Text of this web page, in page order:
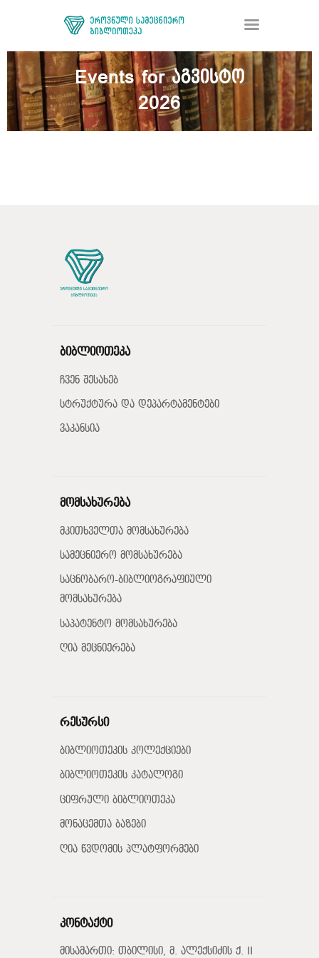
Events for აგვისტო
2026
ᲑᲘᲑᲚᲘᲝᲗᲔᲙᲐ
ᲛᲝᲛᲡᲐᲮᲣᲠᲔᲑᲐ
ბიბლიოთეკა
ჩვენ შესახებ
სტრუქტურა და დეპარტამენტები
ვაკანსია
მომსახურება
მკითხველთა მომსახურება
სამეცნიერო მომსახურება
საცნობარო-ბიბლიოგრაფიული
მომსახურება
საპატენტო მომსახურება
ღია მეცნიერება
რესურსი
ბიბლიოთეკის კოლექციები
ბიბლიოთეკის კატალოგი
ციფრული ბიბლიოთეკა
მონაცემთა ბაზები
ღია წვდომის პლატფორმები
კონტაქტი
მისამართი: თბილისი, მ. ალექსიძის ქ. II